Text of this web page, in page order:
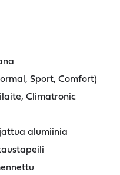
Sport, Comfort)
Climatronic
alumiinia